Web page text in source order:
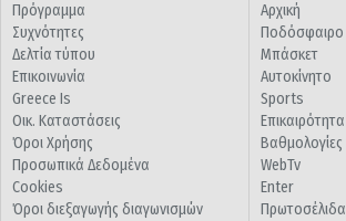
Πρόγραμμα
Συχνότητες
Δελτία τύπου
Επικοινωνία
Greece Is
Οικ. Καταστάσεις
Όροι Χρήσης
Προσωπικά Δεδομένα
Cookies
Όροι διεξαγωγής διαγωνισμών
Αρχική
Ποδόσφαιρο
Μπάσκετ
Αυτοκίνητο
Sports
Επικαιρότητα
Βαθμολογίες
WebTv
Enter
Πρωτοσέλιδα